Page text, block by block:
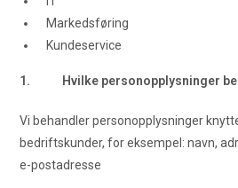
Markedsføring
Kundeservice
1. Hvilke personopplysninger
Vi behandler personopplysninger
bedriftskunder, for eksempel: navn,
e-postadresse